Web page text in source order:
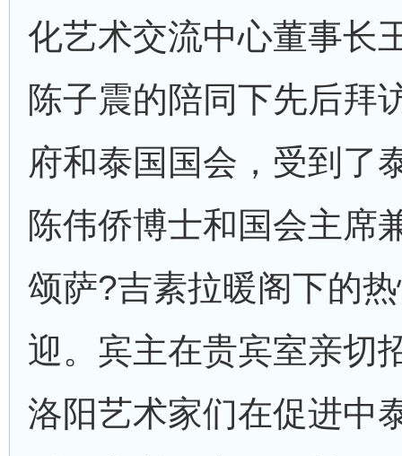
化艺术交流中心董事长
陈子震的陪同下先后拜
府和泰国国会，受到了
陈伟侨博士和国会主席
颂萨?吉素拉暖阁下的
迎。宾主在贵宾室亲切
洛阳艺术家们在促进中